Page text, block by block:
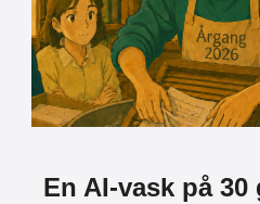
En AI-vask på 30